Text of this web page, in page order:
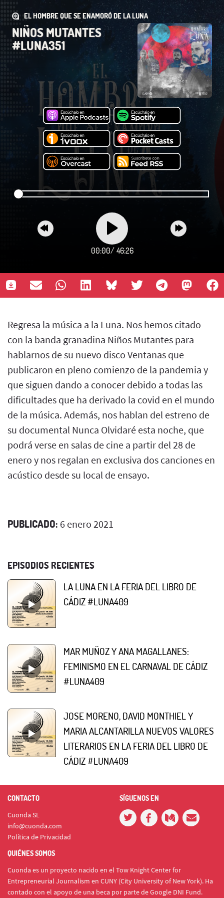
EL HOMBRE QUE SE ENAMORÓ DE LA LUNA
NIÑOS MUTANTES
#LUNA351
00:00/ 46:26
Regresa la música a la Luna. Nos hemos citado
con la banda granadina Niños Mutantes para
hablarnos de su nuevo disco Ventanas que
publicaron en pleno comienzo de la pandemia y
que siguen dando a conocer debido a todas las
dificultades que ha derivado la covid en el mundo
de la música. Además, nos hablan del estreno de
su documental Nunca Olvidaré esta noche, que
podrá verse en salas de cine a partir del 28 de
enero y nos regalan en exclusiva dos canciones en
acústico desde su local de ensayo.
PUBLICADO: 6 enero 2021
EPISODIOS RECIENTES
LA LUNA EN LA FERIA DEL LIBRO DE
CÁDIZ #LUNA409
MAR MUÑOZ Y ANA MAGALLANES:
FEMINISMO EN EL CARNAVAL DE CÁDIZ
#LUNA409
JOSE MORENO, DAVID MONTHIEL Y
MARIA ALCANTARILLA NUEVOS VALORES
LITERARIOS EN LA FERIA DEL LIBRO DE
CÁDIZ #LUNA409
CONTACTO
Cuonda SL
info@cuonda.com
Política de Privacidad
SÍGUENOS EN
QUIÉNES SOMOS
Cuonda es un proyecto nacido en el Tow Knight Center for
Entrepreneurial Journalism en CUNY (City University of New York). Ha
contado con el apoyo de una beca por parte de Google DNI Fund.